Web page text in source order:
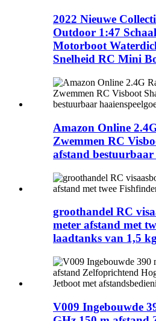
2022 Nieuwe
Outdoor 1:47
Motorboot
Snelheid RC Mini
Amazon Online
Zwemmen RC
afstand bestuurbaar
groothandel RC
meter afstand met
laadtanks van 1,5
V009 Ingebouwde